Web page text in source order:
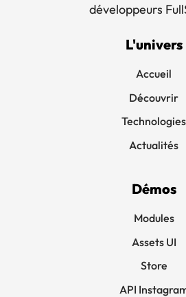
développeurs
L'univers
Accueil
Découvrir
Technologies
Actualités
Démos
Modules
Assets UI
Store
API